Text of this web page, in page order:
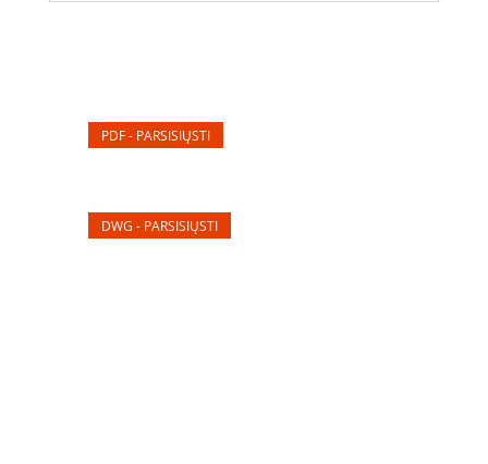
PDF - PARSISIŲSTI
DWG - PARSISIŲSTI